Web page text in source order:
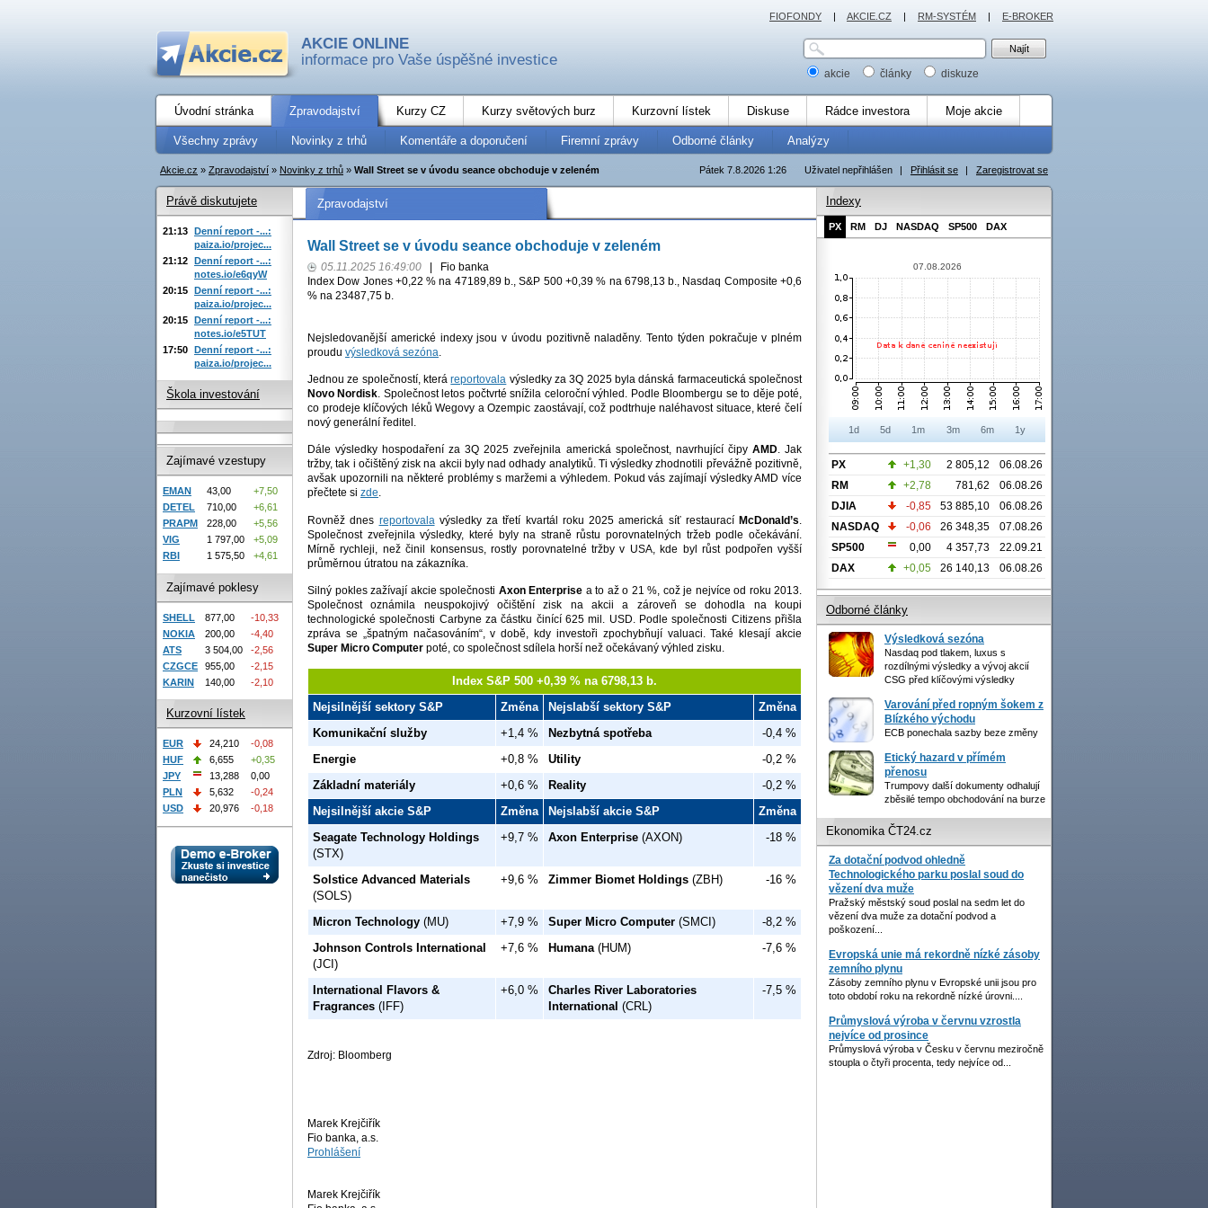
AKCIE ONLINE
informace pro Vaše úspěšné investice
akcie články diskuze
Úvodní stránka Zpravodajství Kurzy CZ Kurzy světových burz Kurzovní lístek Diskuse Rádce investora Moje akcie
Všechny zprávy Novinky z trhů Komentáře a doporučení Firemní zprávy Odborné články Analýzy
Uživatel nepřihlášen | Přihlásit se | Zaregistrovat se
Pátek 7.8.2026 1:26
Akcie.cz » Zpravodajství » Novinky z trhů » Wall Street se v úvodu seance obchoduje v zeleném
Zpravodajství
Wall Street se v úvodu seance obchoduje v zeleném
05.11.2025 16:49:00
Fio banka
Index Dow Jones +0,22 % na 47189,89 b., S&P 500 +0,39 % na 6798,13 b., Nasdaq Composite +0,6
% na 23487,75 b.
Nejsledovanější americké indexy jsou v úvodu pozitivně naladěny. Tento týden pokračuje v plném
proudu výsledková sezóna
Jednou ze společností, kteráreportovala výsledky za 3Q 2025 byla dánská farmaceutická společnost
Novo Nordisk. Společnost letos počtvrté snížila celoroční výhled. Podle Bloombergu se to děje poté,
co prodeje klíčových léků Wegovy a Ozempic zaostávají, což podtrhuje naléhavost situace, které čelí
nový generální ředitel.
Dále výsledky hospodaření za 3Q 2025 zveřejnila americká společnost, navrhující čipy AMD. Jak
tržby, tak i očištěný zisk na akcii byly nad odhady analytiků. Ti výsledky zhodnotili převážně pozitivně,
avšak upozornili na některé problémy s maržemi a výhledem. Pokud vás zajímají výsledky AMD více
přečtete si zde.
Rovněž dnes reportovala výsledky za třetí kvartál roku 2025 americká síť restaurací McDonald’s
Společnost zveřejnila výsledky, které byly na straně růstu porovnatelných tržeb podle očekávání.
Mírně rychleji, než činil konsensus, rostly porovnatelné tržby v USA, kde byl růst podpořen vyšší
průměrnou útratou na zákazníka.
Silný pokles zažívají akcie společnosti Axon Enterprise a to až o 21 %, což je nejvíce od roku 2013.
Společnost oznámila neuspokojivý očištění zisk na akcii a zároveň se dohodla na koupi
technologické společnosti Carbyne za částku činící 625 mil. USD. Podle společnosti Citizens přišla
zpráva se „špatným načasováním“, v době, kdy investoři zpochybňují valuaci. Také klesají akcie
Super Micro Computer poté, co společnost sdílela horší než očekávaný výhled zisku.
Index S&P 500 +0,39 % na 6798,13 b.
Nejsilnější sektory S&P
Změna Nejslabší sektory S&P
Změna
Komunikační služby
+1,4 % Nezbytná spotřeba
-0,4 %
Energie
+0,8 % Utility
-0,2 %
Základní materiály
+0,6 % Reality
-0,2 %
Nejsilnější akcie S&P
Změna Nejslabší akcie S&P
Změna
Seagate Technology Holdings
(STX)
+9,7 % Axon Enterprise (AXON) -18 %
Solstice Advanced Materials
(SOLS)
+9,6 % Zimmer Biomet Holdings (ZBH) -16 %
Micron Technology (MU) +7,9 % Super Micro Computer (SMCI)
-8,2 %
Johnson Controls International
(JCI)
+7,6 % Humana(HUM) -7,6 %
International Flavors &
Fragrances (IFF)
+6,0 %
Charles River Laboratories
International (CRL)
-7,5 %
Zdroj: Bloomberg
Marek Krejčiřík
Fio banka, a.s.
Prohlášení
Marek Krejčiřík
Právě diskutujete
21:13 Denní report -...:
paiza.io/projec...
21:12 Denní report -...:
notes.io/e6qyW
20:15 Denní report -...:
paiza.io/projec...
20:15 Denní report -...:
notes.io/e5TUT
17:50 Denní report -...:
paiza.io/projec...
Škola investování
Zajímavé vzestupy
EMAN 43,00
+7,50
DETEL
710,00
+6,61
PRAPM
228,00
+5,56
VIG
1 797,00
+5,09
RBI
1 575,50 +4,61
Zajímavé poklesy
SHELL 877,00
-10,33
NOKIA
200,00
-4,40
ATS
3 504,00
-2,56
CZGCE
955,00
-2,15
KARIN
140,00 -2,10
Kurzovní lístek
EUR 24,210
-0,08
HUF
6,655
+0,35
JPY
13,288
0,00
PLN
5,632
-0,24
USD
20,976 -0,18
Indexy
PX RM DJ NASDAQ SP500 DAX
07.08.2026
1d 5d 1m 3m 6m 1y
PX +1,30 2 805,12
06.08.26
RM
+2,78 781,62
06.08.26
DJIA
-0,85 53 885,10
06.08.26
NASDAQ
-0,06 26 348,35
07.08.26
SP500
0,00 4 357,73
22.09.21
DAX
+0,05 26 140,13 06.08.26
Odborné články
Výsledková sezóna
Nasdaq pod tlakem, luxus s
rozdílnými výsledky a vývoj akcií
CSG před klíčovými výsledky
Varování před ropným šokem z
Blízkého východu
ECB ponechala sazby beze změny
Etický hazard v přímém
přenosu
Trumpovy další dokumenty odhalují
zběsilé tempo obchodování na burze
Ekonomika ČT24.cz
Za dotační podvod ohledně
Technologického parku poslal soud do
vězení dva muže
Pražský městský soud poslal na sedm let do
vězení dva muže za dotační podvod a
poškození...
Evropská unie má rekordně nízké zásoby
zemního plynu
Zásoby zemního plynu v Evropské unii jsou pro
toto období roku na rekordně nízké úrovni....
Průmyslová výroba v červnu vzrostla
nejvíce od prosince
Průmyslová výroba v Česku v červnu meziročně
stoupla o čtyři procenta, tedy nejvíce od...
FIOFONDY | AKCIE.CZ | RM-SYSTÉM | E-BROKER